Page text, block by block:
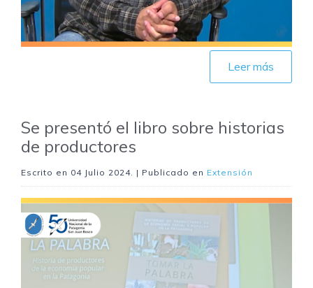
Leer más
Se presentó el libro sobre historias
de productores
Escrito en 04 Julio 2024. | Publicado en Extensión